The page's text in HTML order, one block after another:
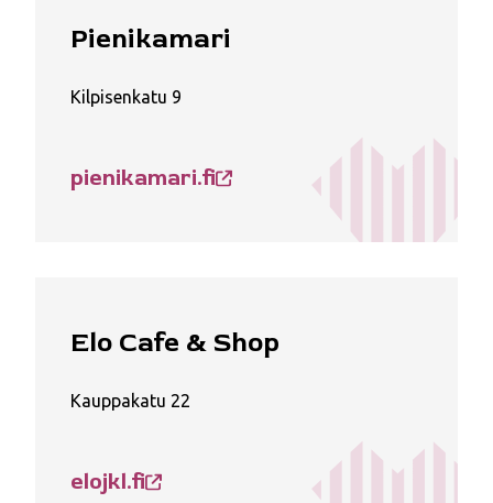
Pienikamari
Kilpisenkatu 9
pienikamari.fi
Elo Cafe & Shop
Kauppakatu 22
elojkl.fi